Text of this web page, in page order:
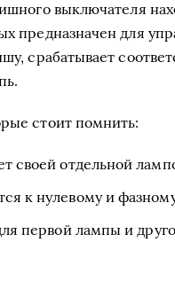
выключателя
предназначен для
срабатывает
стоит помнить:
своей отдельной
к нулевому и
первой лампы и